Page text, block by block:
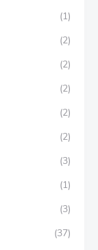
(1)
(2)
(2)
(2)
(2)
(2)
(3)
(1)
(3)
(37)